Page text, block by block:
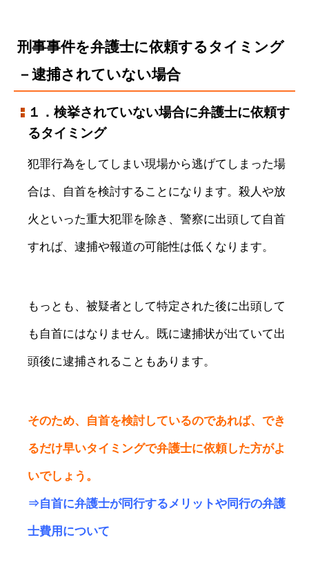
刑事事件を弁護士に依頼するタイミング
－逮捕されていない場合
１．検挙されていない場合に弁護士に依頼す
るタイミング
犯罪行為をしてしまい現場から逃げてしまった場
合は、自首を検討することになります。殺人や放
火といった重大犯罪を除き、警察に出頭して自首
すれば、逮捕や報道の可能性は低くなります。
もっとも、被疑者として特定された後に出頭して
も自首にはなりません。既に逮捕状が出ていて出
頭後に逮捕されることもあります。
そのため、自首を検討しているのであれば、でき
るだけ早いタイミングで弁護士に依頼した方がよ
いでしょう。
⇒自首に弁護士が同行するメリットや同行の弁護
士費用について